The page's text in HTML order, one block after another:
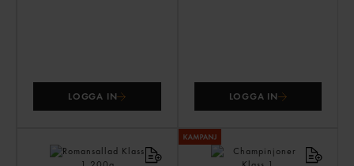
LOGGA IN LOGGA IN